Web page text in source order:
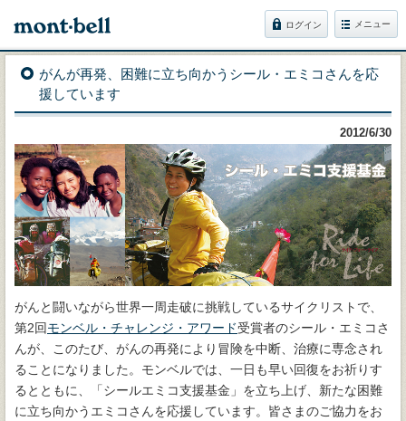
ログイン メニュー
がんが再発、困難に立ち向かうシール・エミコさんを応
援しています
2012/6/30
がんと闘いながら世界一周走破に挑戦しているサイクリストで、
第2回モンベル・チャレンジ・アワード受賞者のシール・エミコさ
んが、このたび、がんの再発により冒険を中断、治療に専念され
ることになりました。モンベルでは、一日も早い回復をお祈りす
るとともに、「シールエミコ支援基金」を立ち上げ、新たな困難
に立ち向かうエミコさんを応援しています。皆さまのご協力をお